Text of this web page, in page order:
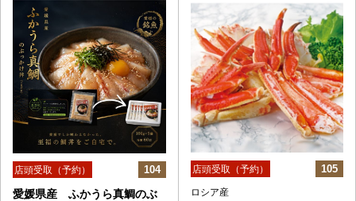
店頭受取（予約） 104
愛媛県産 ふかうら真鯛のぶ
店頭受取（予約） 105
ロシア産